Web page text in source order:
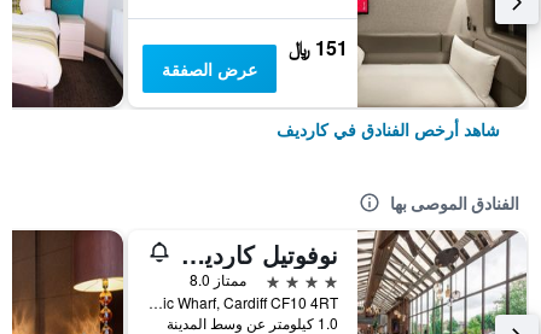
151 ﷼
عرض الصفقة
شاهد أرخص الفنادق في كارديف
الفنادق الموصى بها
نوفوتيل كارديف سنتر
4 نجوم
ممتاز 8.0
Schooner Way, Atlantic Wharf, Cardiff CF10 4RT, كارديف, المملكة المتحدة
1.0 كيلومتر عن وسط المدينة